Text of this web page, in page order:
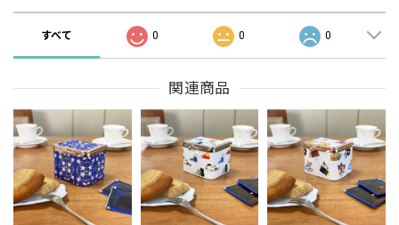
すべて 0 0 0
関連商品